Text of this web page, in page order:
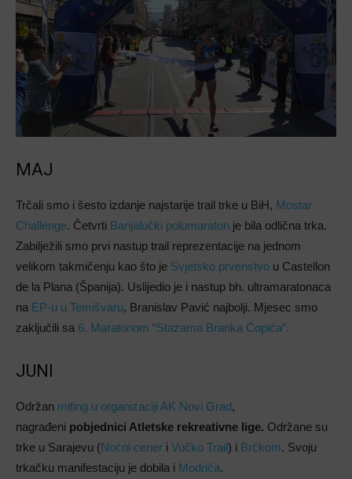
MAJ
Trčali smo i šesto izdanje najstarije trail trke u BiH, Mostar
Challenge. Četvrti Banjalučki polumaraton je bila odlična trka.
Zabilježili smo prvi nastup trail reprezentacije na jednom
velikom takmičenju kao što je Svjetsko prvenstvo u Castellon
de la Plana (Španija). Uslijedio je i nastup bh. ultramaratonaca
na EP-u u Temišvaru, Branislav Pavić najbolji. Mjesec smo
zaključili sa 6. Maratonom “Stazama Branka Ćopića”.
JUNI
Održan miting u organizaciji AK Novi Grad,
nagrađeni pobjednici Atletske rekreativne lige. Održane su
trke u Sarajevu (Noćni cener i Vučko Trail) i Brčkom. Svoju
trkačku manifestaciju je dobila i Modriča.